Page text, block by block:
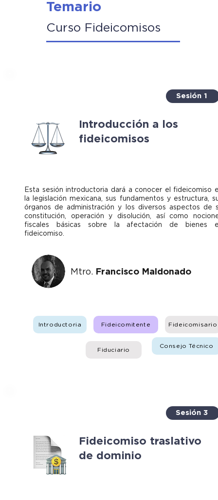
Temario
Curso Fideicomisos
Sesión 1
Introducción a los
fideicomisos
Esta sesión introductoria dará a conocer el fideicomiso
la legislación mexicana, sus fundamentos y estructura,
órganos de administración y los diversos aspectos de
constitución, operación y disolución, así como
fiscales básicas sobre la afectación de bienes
fideicomiso.
Mtro. Francisco Maldonado
Introductoria Fideicomitente Fideicomisario
Consejo Técnico
Fiduciario
Sesión 3
Fideicomiso traslativo
de dominio